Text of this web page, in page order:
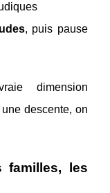
, puis pause
dimension
descente, on
familles, les